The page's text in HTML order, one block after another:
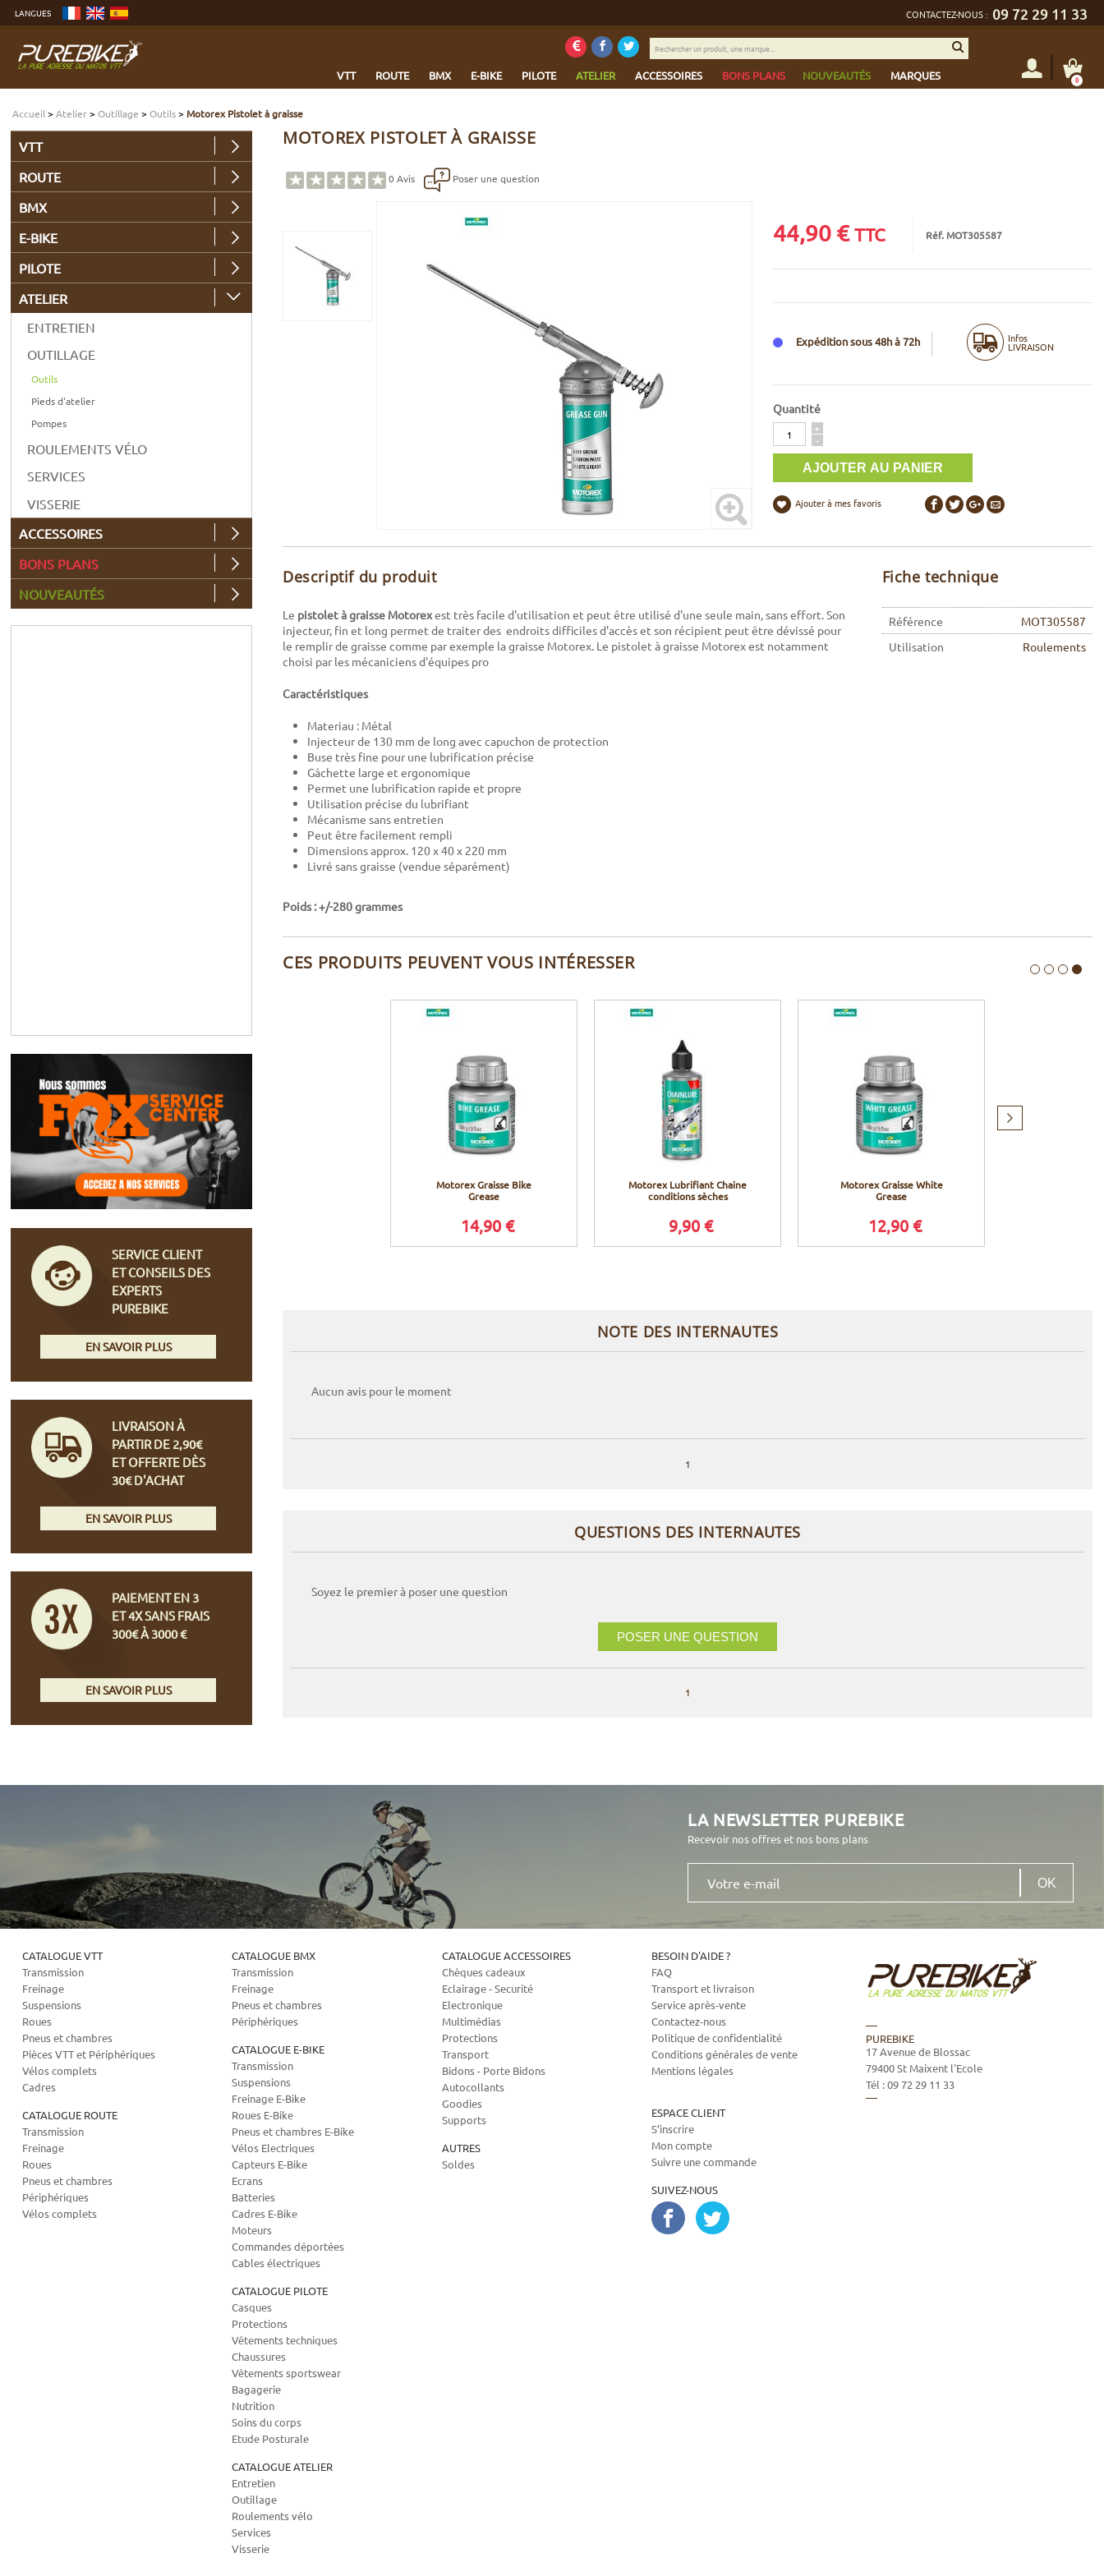
contenu
menu
Aller
CONTACTEZ-NOUS : 09 72 29 11 33
LANGUES
VTT ROUTE BMX E-BIKE PILOTE ATELIER ACCESSOIRES BONS PLANS NOUVEAUTÉS MARQUES
Rechercher
un
une
marque...
0
Accueil >Atelier>Outillage >Outils>Motorex Pistolet à graisse
MOTOREX PISTOLET À GRAISSE
0 Avis Poser une question
44,90€ TTC Réf. MOT305587
Expédition sous 48h à 72h Infos
LIVRAISON
Quantité
Quantité
+
-
Ajouter à mes favoris
Descriptif du produit
Le pistolet à graisse Motorexest très facile d'utilisation et peut être utilisé d'une seule main, sans effort. Son
injecteur, fin et long permet de traiter des endroits difficiles d'accès et son récipient peut être dévissé pour
le remplir de graisse comme par exemple la graisse Motorex. Le pistolet à graisse Motorex est notamment
choisi par les mécaniciens d'équipes pro
Caractéristiques
Materiau : Métal
Injecteur de 130 mm de long avec capuchon de protection
Buse très fine pour une lubrification précise
Gâchette large et ergonomique
Permet une lubrification rapide et propre
Utilisation précise du lubrifiant
Mécanisme sans entretien
Peut être facilement rempli
Dimensions approx. 120 x 40 x 220 mm
Livré sans graisse (vendue séparément)
Poids : +/-280 grammes
Fiche technique
Référence
MOT305587
Utilisation
Roulements
CES PRODUITS PEUVENT VOUS INTÉRESSER
Motorex Graisse Bike
Grease
14,90 €
Motorex Lubrifiant Chaine
conditions sèches
9,90 €
Motorex Graisse White
Grease
12,90 €
suivant
NOTE DES INTERNAUTES
Aucun avis pour le moment
1
QUESTIONS DES INTERNAUTES
Soyez le premier à poser une question
POSER UNE QUESTION
1
VTT
ROUTE
BMX
E-BIKE
PILOTE
ATELIER
ENTRETIEN
OUTILLAGE
Outils
Pieds d'atelier
Pompes
ROULEMENTS VÉLO
SERVICES
VISSERIE
ACCESSOIRES
BONS PLANS
NOUVEAUTÉS
SERVICE CLIENT
ET CONSEILS DES
EXPERTS
PUREBIKE
EN SAVOIR PLUS
LIVRAISON À
PARTIR DE 2,90€
ET OFFERTE DÈS
30€ D'ACHAT
EN SAVOIR PLUS
PAIEMENT EN 3
ET 4X SANS FRAIS
300€ À 3000 €
EN SAVOIR PLUS
LA NEWSLETTER PUREBIKE
Recevoir nos offres et nos bons plans
Votre
mail
CATALOGUE VTT
Transmission
Freinage
Suspensions
Roues
Pneus et chambres
Pièces VTT et Périphériques
Vélos complets
Cadres
CATALOGUE ROUTE
Transmission
Freinage
Roues
Pneus et chambres
Périphériques
Vélos complets
CATALOGUE BMX
Transmission
Freinage
Pneus et chambres
Périphériques
CATALOGUE E-BIKE
Transmission
Suspensions
Freinage E-Bike
Roues E-Bike
Pneus et chambres E-Bike
Vélos Electriques
Capteurs E-Bike
Ecrans
Batteries
Cadres E-Bike
Moteurs
Commandes déportées
Cables électriques
CATALOGUE PILOTE
Casques
Protections
Vêtements techniques
Chaussures
Vêtements sportswear
Bagagerie
Nutrition
Soins du corps
Etude Posturale
CATALOGUE ATELIER
Entretien
Outillage
Roulements vélo
Services
Visserie
CATALOGUE ACCESSOIRES
Chèques cadeaux
Eclairage - Securité
Electronique
Multimédias
Protections
Transport
Bidons - Porte Bidons
Autocollants
Goodies
Supports
AUTRES
Soldes
BESOIN D'AIDE ?
FAQ
Transport et livraison
Service après-vente
Contactez-nous
Politique de confidentialité
Conditions générales de vente
Mentions légales
ESPACE CLIENT
S’inscrire
Mon compte
Suivre une commande
SUIVEZ-NOUS
PUREBIKE
17 Avenue de Blossac
79400St Maixent l'Ecole
Tél :09 72 29 11 33